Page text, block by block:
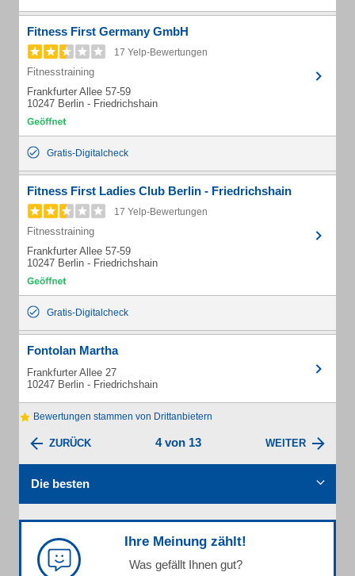
Fitness First Germany GmbH
17 Yelp-Bewertungen
Fitnesstraining
Frankfurter Allee 57-59
10247 Berlin - Friedrichshain
Gratis-Digitalcheck
Fitness First Ladies Club Berlin - Friedrichshain
17 Yelp-Bewertungen
Fitnesstraining
Frankfurter Allee 57-59
10247 Berlin - Friedrichshain
Gratis-Digitalcheck
Fontolan Martha
Frankfurter Allee 27
10247 Berlin - Friedrichshain
Bewertungen stammen von Drittanbietern
ZURÜCK 4 von 13 WEITER
Die besten
Ihre Meinung zählt!
Was gefällt Ihnen gut?